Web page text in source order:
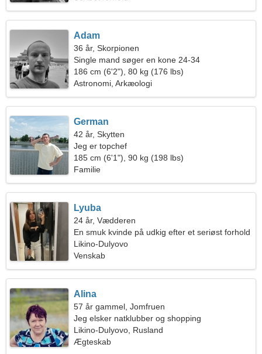
Adam
36 år, Skorpionen
Single mand søger en kone 24-34
186 cm (6'2"), 80 kg (176 lbs)
Astronomi, Arkæologi
German
42 år, Skytten
Jeg er topchef
185 cm (6'1"), 90 kg (198 lbs)
Familie
Lyuba
24 år, Vædderen
En smuk kvinde på udkig efter et seriøst forhold
Likino-Dulyovo
Venskab
Alina
57 år gammel, Jomfruen
Jeg elsker natklubber og shopping
Likino-Dulyovo, Rusland
Ægteskab